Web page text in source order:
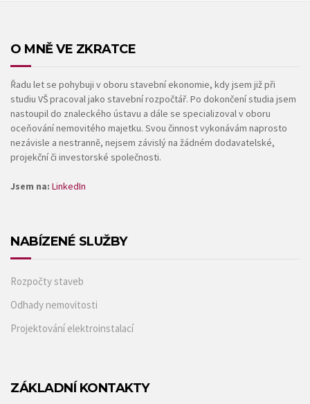
O MNĚ VE ZKRATCE
Řadu let se pohybuji v oboru stavební ekonomie, kdy jsem již při
studiu VŠ pracoval jako stavební rozpočtář. Po dokončení studia jsem
nastoupil do znaleckého ústavu a dále se specializoval v oboru
oceňování nemovitého majetku. Svou činnost vykonávám naprosto
nezávisle a nestranně, nejsem závislý na žádném dodavatelské,
projekční či investorské společnosti.
Jsem na: LinkedIn
NABÍZENÉ SLUŽBY
Rozpočty staveb
Odhady nemovitosti
Projektování elektroinstalací
ZÁKLADNÍ KONTAKTY